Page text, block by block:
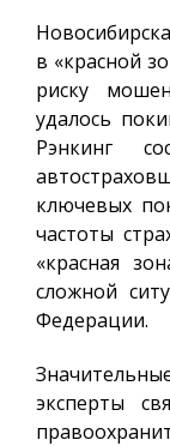
в «красной
риску
удалось
Рэнкинг
ключевых
частоты
«красная
сложной
Федерации.
эксперты